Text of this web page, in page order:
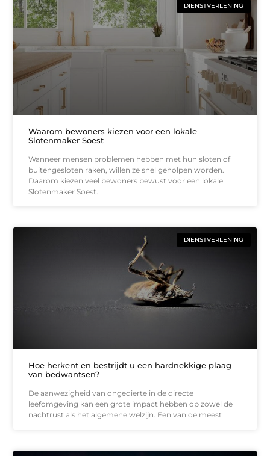
DIENSTVERLENING
Waarom bewoners kiezen voor een lokale
Slotenmaker Soest
Wanneer mensen problemen hebben met hun sloten of
buitengesloten raken, willen ze snel geholpen worden.
Daarom kiezen veel bewoners bewust voor een lokale
Slotenmaker Soest.
DIENSTVERLENING
Hoe herkent en bestrijdt u een hardnekkige plaag
van bedwantsen?
De aanwezigheid van ongedierte in de directe
leefomgeving kan een grote impact hebben op zowel de
nachtrust als het algemene welzijn. Een van de meest